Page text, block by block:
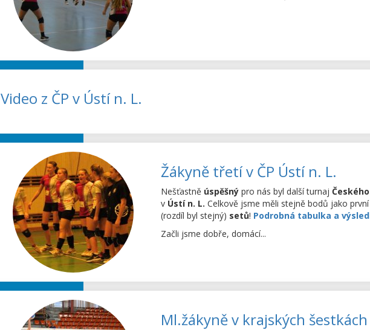
Video z ČP v Ústí n. L.
Žákyně třetí v ČP Ústí n. L.
Nešťastně úspěšný pro nás byl další turnaj
v Ústí n. L. Celkově jsme měli stejně bodů jako
(rozdíl byl stejný) setů! Podrobná tabulka a
Začli jsme dobře, domácí...
Ml.žákyně v krajských šestkách